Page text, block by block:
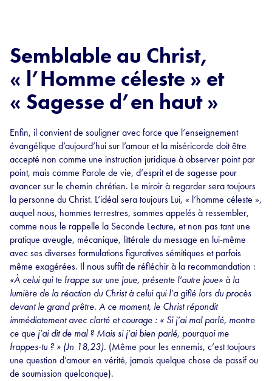
Semblable au Christ,
« l’Homme céleste » et
« Sagesse d’en haut »
Enfin, il convient de souligner avec force que l’enseignement
évangélique d’aujourd’hui sur l’amour et la miséricorde doit être
accepté non comme une instruction juridique à observer point par
point, mais comme Parole de vie, d’esprit et de sagesse pour
avancer sur le chemin chrétien. Le miroir à regarder sera toujours
la personne du Christ. L’idéal sera toujours Lui, « l’homme céleste »,
auquel nous, hommes terrestres, sommes appelés à ressembler,
comme nous le rappelle la Seconde Lecture, et non pas tant une
pratique aveugle, mécanique, littérale du message en lui-même
avec ses diverses formulations figuratives sémitiques et parfois
même exagérées. Il nous suffit de réfléchir à la recommandation :
«À celui qui te frappe sur une joue, présente l’autre joue» à la
lumière de la réaction du Christ à celui qui l’a giflé lors du procès
devant le grand prêtre. A ce moment, le Christ répondit
immédiatement avec clarté et courage : « Si j’ai mal parlé, montre
ce que j’ai dit de mal ? Mais si j’ai bien parlé, pourquoi me
frappes-tu ? » (Jn 18,23). (Même pour les ennemis, c’est toujours
une question d’amour en vérité, jamais quelque chose de passif ou
de soumission quelconque).